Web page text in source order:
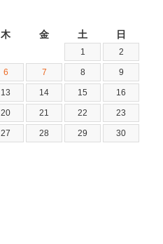
木 金 土 日
1 2
6 7 8 9
13 14 15 16
20 21 22 23
27 28 29 30